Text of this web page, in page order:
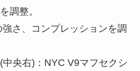
調整。
強さ、コンプレッションを調
中央右)：NYC V9マフセクシ